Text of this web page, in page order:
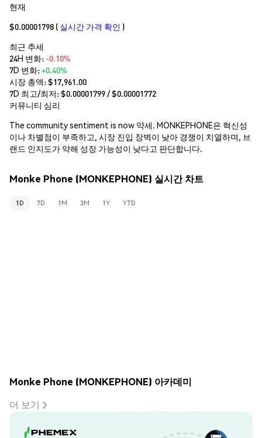
현재
$0.00001798 ( 실시간 가격 확인 )
최근 추세
24H 변화: -0.10%
7D 변화:+0.40%
시장 총액:$17,961.00
7D 최고/최저: $0.00001799/ $0.00001772
커뮤니티 심리
The community sentiment is now 약세. MONKEPHONE은 혁신성
이나 차별점이 부족하고, 시장 진입 장벽이 낮아 경쟁이 치열하며, 브
랜드 인지도가 약해 성장 가능성이 낮다고 판단합니다.
Monke Phone (MONKEPHONE) 실시간 차트
1D 7D 1M 3M 1Y YTD
Monke Phone (MONKEPHONE) 아카데미
더 보기